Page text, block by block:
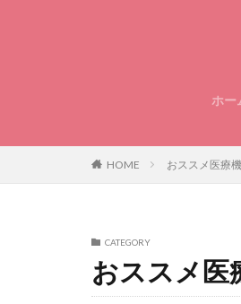
ホー
HOME おススメ医療
CATEGORY
おススメ医